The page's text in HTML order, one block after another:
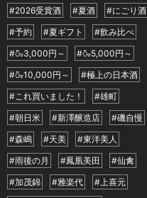
#2026受賞酒
#夏酒
#にごり酒
#予約
#夏ギフト
#飲み比べ
#🍶3,000円～
#🍶5,000円～
#🍶10,000円～
#極上の日本酒
#これ買いました！
#雄町
#朝日米
#新澤醸造店
#磯自慢
#森嶋
#天美
#東洋美人
#雨後の月
#鳳凰美田
#仙禽
#加茂錦
#雅楽代
#上喜元